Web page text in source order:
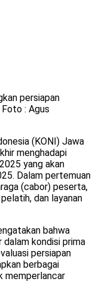
persiapan
: Agus
(KONI) Jawa
menghadapi
yang akan
Dalam pertemuan
(cabor) peserta,
dan layanan
bahwa
dalam kondisi prima
persiapan
berbagai
memperlancar